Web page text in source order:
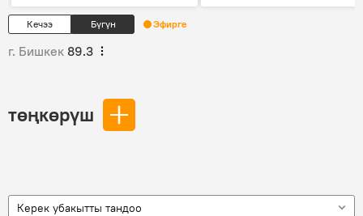
Кечээ Бүгүн Эфирге
г. Бишкек 89.3
төңкөрүш
Керек убакытты тандоо